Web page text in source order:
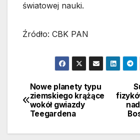
światowej nauki.
Źródło: CBK PAN
Nawigacja
wpisu
Nowe planety typu
ziemskiego krążące
wokół gwiazdy
Teegardena